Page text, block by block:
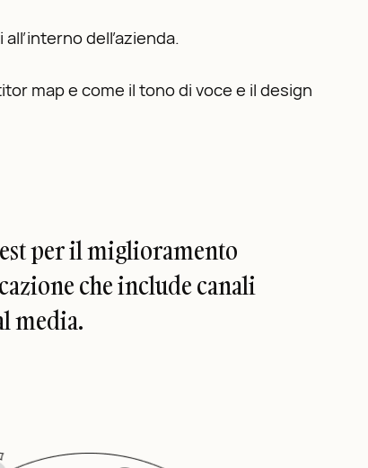
dell’azienda.
map e come il tono di voce e il design
per il miglioramento
che include canali
media.